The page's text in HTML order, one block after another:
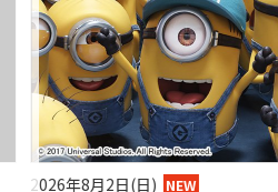
2026年7月29日(水)